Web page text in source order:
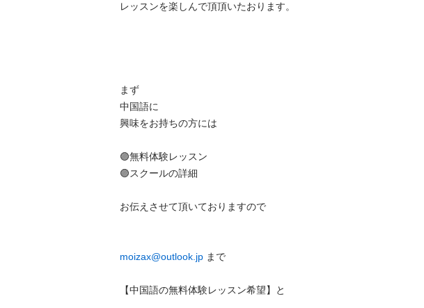
レッスンを楽しんで頂頂いたおります。
まず
中国語に
興味をお持ちの方には
🟣無料体験レッスン
🟣スクールの詳細
お伝えさせて頂いておりますので
moizax@outlook.jp まで
【中国語の無料体験レッスン希望】と